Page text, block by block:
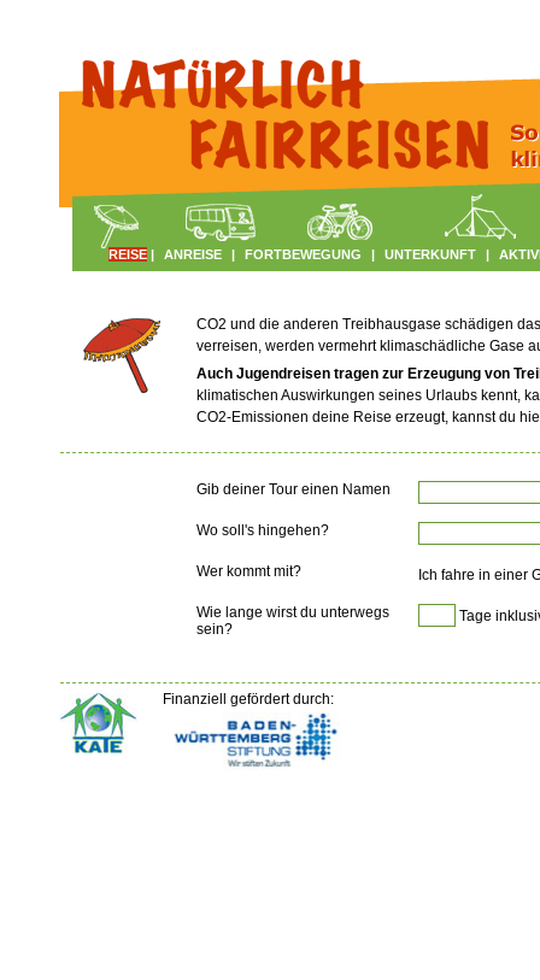
REISE | ANREISE | FORTBEWEGUNG | UNTERKUNFT |
CO2 und die anderen Treibhausgase schädigen
verreisen, werden vermehrt klimaschädliche Gase
Auch Jugendreisen tragen zur Erzeugung von
klimatischen Auswirkungen seines Urlaubs kennt,
CO2-Emissionen deine Reise erzeugt, kannst du
Gib deiner Tour einen Namen
Wo soll's hingehen?
Wer kommt mit? Ich fahre in einer
Wie lange wirst du unterwegs
sein?
Tage
Finanziell gefördert durch: